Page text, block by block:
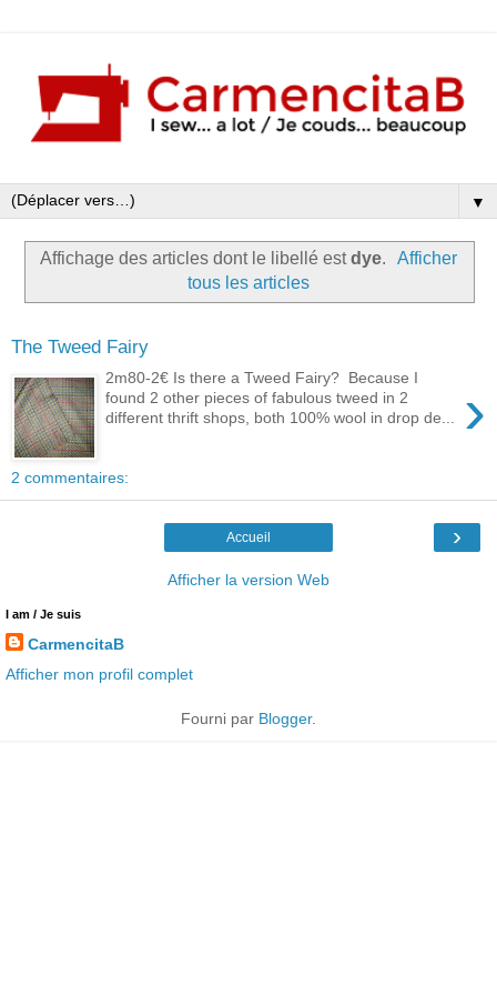
▼
Affichage des articles dont le libellé estdye.
Afficher
tous les articles
The Tweed Fairy
›
2m80-2€ Is there a Tweed Fairy? Because I
found 2 other pieces of fabulous tweed in 2
different thrift shops, both 100% wool in drop de...
2 commentaires:
›
Accueil
Afficher la version Web
I am / Je suis
CarmencitaB
Afficher mon profil complet
Fourni par Blogger.